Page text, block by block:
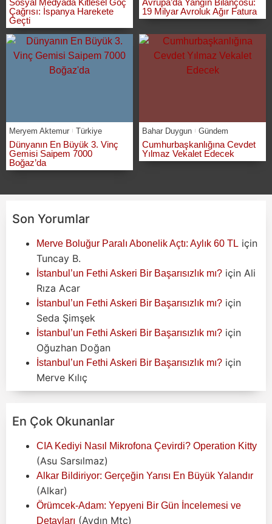
Çağrısı: İspanya Harekete
Geçti
19 Milyar Avroluk Ağır Fatura
Meryem Aktemur Türkiye
Dünyanın En Büyük 3. Vinç
Gemisi Saipem 7000
Boğaz’da
Bahar Duygun Gündem
Cumhurbaşkanlığına Cevdet
Yılmaz Vekalet Edecek
Son Yorumlar
Merve Boluğur Paralı Abonelik Açtı: Aylık 60 TL için
Tuncay B.
İstanbul’un Fethi Askeri Bir Başarısızlık mı? için Ali
Rıza Acar
İstanbul’un Fethi Askeri Bir Başarısızlık mı? için
Seda Şimşek
İstanbul’un Fethi Askeri Bir Başarısızlık mı? için
Oğuzhan Doğan
İstanbul’un Fethi Askeri Bir Başarısızlık mı? için
Merve Kılıç
En Çok Okunanlar
CIA Kediyi Nasıl Mikrofona Çevirdi? Operation Kitty
(Asu Sarsılmaz)
Alkar Bildiriyor: Gerçeğin Yarısı En Büyük Yalandır
(Alkar)
Örümcek-Adam: Yepyeni Bir Gün İncelemesi ve
Detayları (Aydın Mtc)